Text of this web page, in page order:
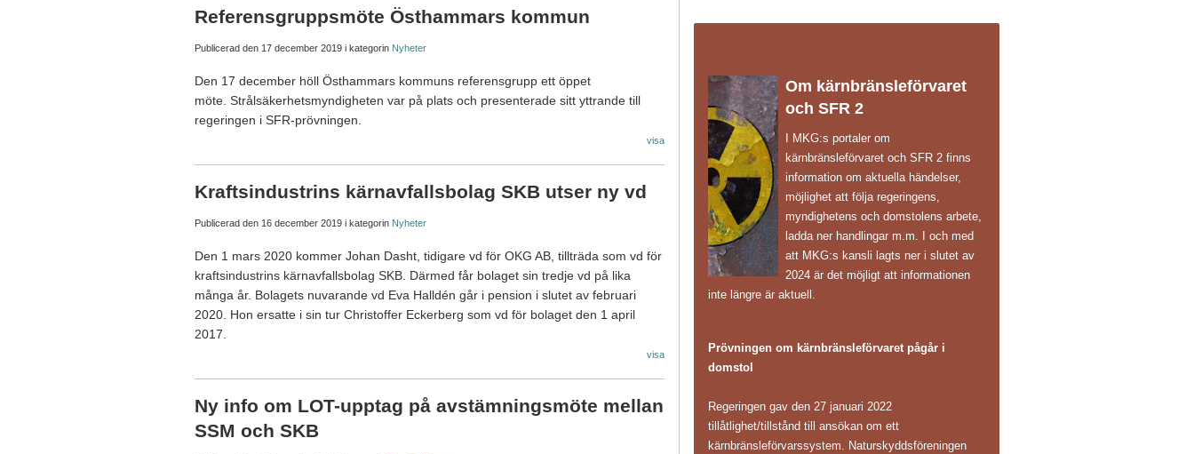
Referensgruppsmöte Östhammars kommun
Publicerad den 17 december 2019 i kategorin Nyheter
Den 17 december höll Östhammars kommuns referensgrupp ett öppet
möte. Strålsäkerhetsmyndigheten var på plats och presenterade sitt yttrande till
regeringen i SFR-prövningen.
visa
Kraftsindustrins kärnavfallsbolag SKB utser ny vd
Publicerad den 16 december 2019 i kategorin Nyheter
Den 1 mars 2020 kommer Johan Dasht, tidigare vd för OKG AB, tillträda som vd för
kraftsindustrins kärnavfallsbolag SKB. Därmed får bolaget sin tredje vd på lika
många år. Bolagets nuvarande vd Eva Halldén går i pension i slutet av februari
2020. Hon ersatte i sin tur Christoffer Eckerberg som vd för bolaget den 1 april
2017.
visa
Ny info om LOT-upptag på avstämningsmöte mellan
SSM och SKB
Om kärnbränsleförvaret
och SFR 2
I MKG:s portaler om
kärnbränsleförvaret och SFR 2 finns
information om aktuella händelser,
möjlighet att följa regeringens,
myndighetens och domstolens arbete,
ladda ner handlingar m.m. I och med
att MKG:s kansli lagts ner i slutet av
2024 är det möjligt att informationen
inte längre är aktuell.
Prövningen om kärnbränsleförvaret pågår i
domstol
Regeringen gav den 27 januari 2022
tillåtlighet/tillstånd till ansökan om ett
kärnbränsleförvarssystem. Naturskyddsföreningen